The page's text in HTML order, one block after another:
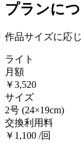
プランに
作品サイズに応
ライト
月額
￥3,520
サイズ
2号 (24×19cm)
交換利用料
￥1,100 /回